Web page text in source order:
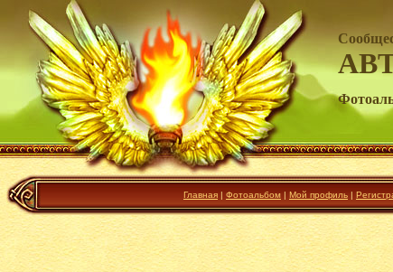
Главная | Фотоальбом | Мой профиль |